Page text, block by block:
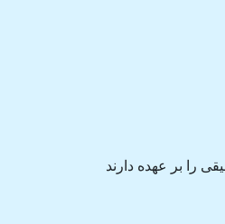
را بر عهده دارند